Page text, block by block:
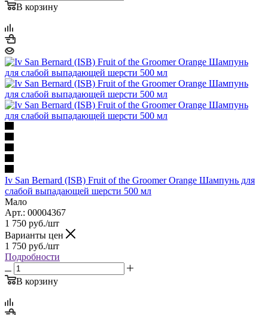
В корзину
Iv San Bernard (ISB) Fruit of the Groomer Orange Шампунь для
слабой выпадающей шерсти 500 мл
Мало
Арт.: 00004367
1 750 руб./шт
Варианты цен
1 750 руб./шт
Подробности
В корзину